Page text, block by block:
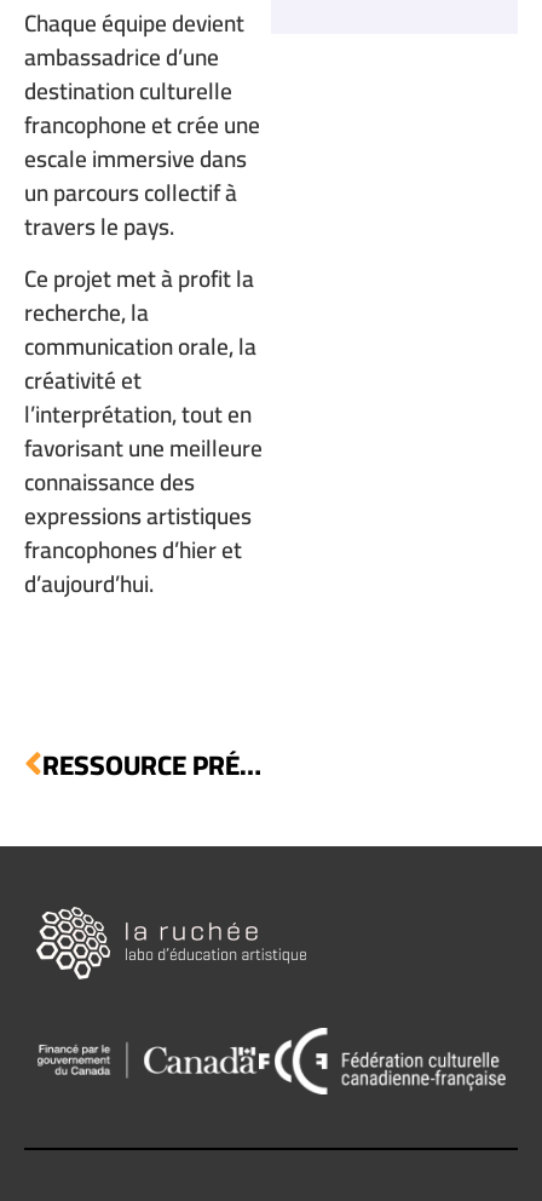
Chaque équipe devient
ambassadrice d’une
destination culturelle
francophone et crée une
escale immersive dans
un parcours collectif à
travers le pays.
Ce projet met à profit la
recherche, la
communication orale, la
créativité et
l’interprétation, tout en
favorisant une meilleure
connaissance des
expressions artistiques
francophones d’hier et
d’aujourd’hui.
RESSOURCEPRÉCÉDENTE